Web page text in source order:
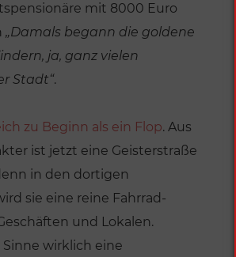
mit 8000 Euro
„Damals begann die goldene
ja, ganz vielen
Stadt“.
zu Beginn als ein Flop. Aus
ist jetzt eine Geisterstraße
in den dortigen
sie eine reine Fahrrad-
und Lokalen.
wirklich eine